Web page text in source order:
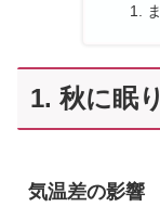
1. 秋に眠
気温差の影響